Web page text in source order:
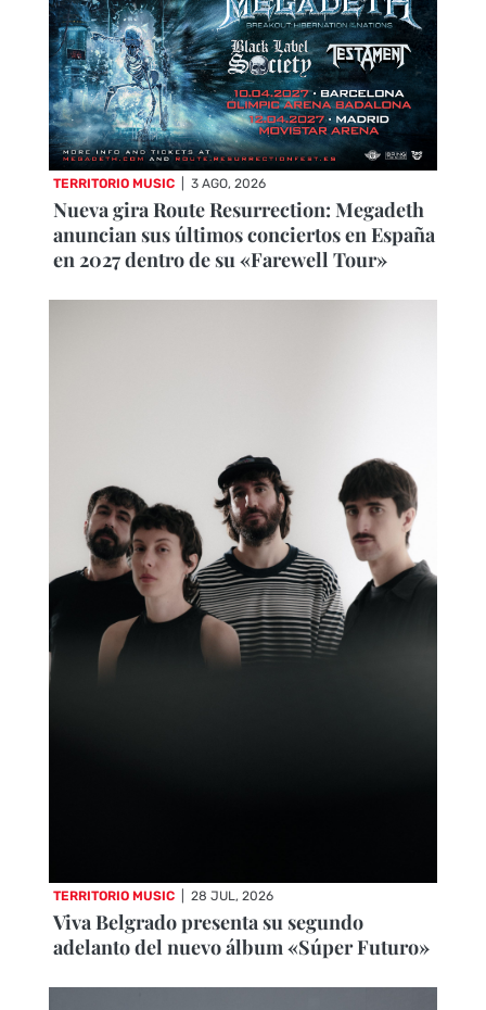
TERRITORIO MUSIC 3 AGO, 2026
Nueva gira Route Resurrection: Megadeth
anuncian sus últimos conciertos en España
en 2027 dentro de su «Farewell Tour»
TERRITORIO MUSIC 28 JUL, 2026
Viva Belgrado presenta su segundo
adelanto del nuevo álbum «Súper Futuro»